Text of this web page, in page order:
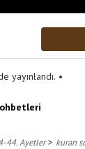
yayınlandı.
44. Ayetler> kuran